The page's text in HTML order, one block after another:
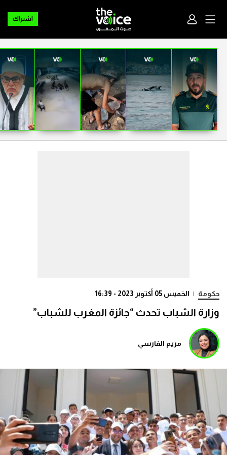
اشتراك
حكومة | الخميس 05 أكتوبر 2023 - 16:39
وزارة الشباب تحدث “جائزة المغرب للشباب”
مريم الفارسي